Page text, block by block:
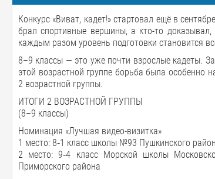
Конкурс «Виват, кадет!» стартовал ещё в
брал спортивные вершины, а кто-то
каждым разом уровень подготовки становится
8–9 классы — это уже почти взрослые кадеты.
этой возрастной группе борьба была особенно
2 возрастной группы.
ИТОГИ 2 ВОЗРАСТНОЙ ГРУППЫ
(8–9 классы)
Номинация «Лучшая видео-визитка»
1 место: 8‑1 класс школы №93 Пушкинского
2 место: 9‑4 класс Морской школы
Приморского района